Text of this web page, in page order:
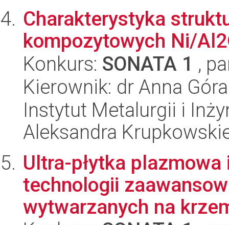
Charakterystyka
kompozytowych Ni/
Konkurs: SONATA 1 ,
Kierownik: dr Anna
Instytut Metalurgii i
Aleksandra
Ultra-płytka
technologii
wytwarzanych na